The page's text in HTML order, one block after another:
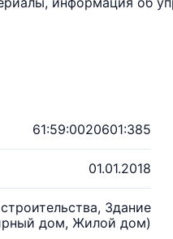
61:59:0020601:385
01.01.2018
Здание
дом, Жилой дом)